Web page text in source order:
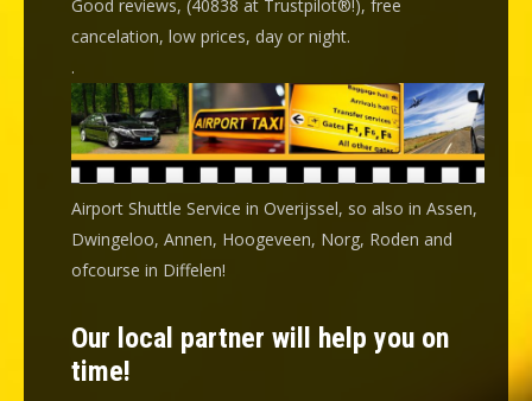
Good reviews, (40838 at Trustpilot®!), free
cancelation, low prices, day or night.
.
Airport Shuttle Service in Overijssel, so also in Assen,
Dwingeloo, Annen, Hoogeveen, Norg, Roden and
ofcourse in Diffelen!
Our local partner will help you on
time!